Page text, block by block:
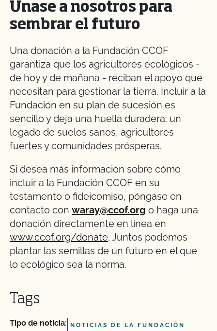
Únase a nosotros para
sembrar el futuro
Una donación a la Fundación CCOF
garantiza que los agricultores ecológicos -
de hoy y de mañana - reciban el apoyo que
necesitan para gestionar la tierra. Incluir a la
Fundación en su plan de sucesión es
sencillo y deja una huella duradera: un
legado de suelos sanos, agricultores
fuertes y comunidades prósperas.
Si desea más información sobre cómo
incluir a la Fundación CCOF en su
testamento o fideicomiso, póngase en
contacto con waray@ccof.org o haga una
donación directamente en línea en
www.ccof.org/donate. Juntos podemos
plantar las semillas de un futuro en el que
lo ecológico sea la norma.
Tags
Tipo de noticia: NOTICIAS DE LA FUNDACIÓN